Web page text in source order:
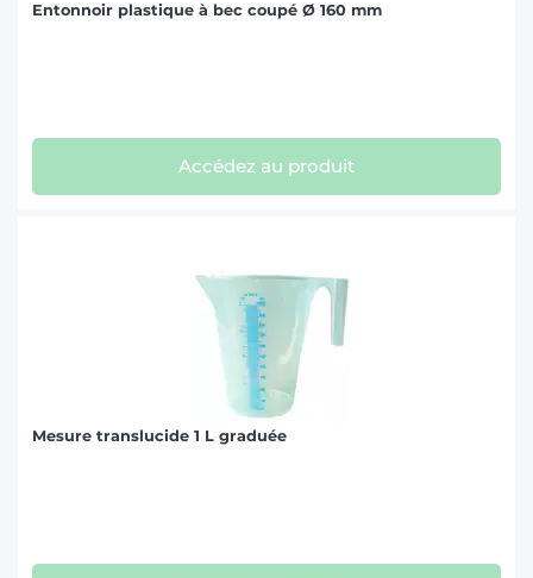
Entonnoir plastique à bec coupé Ø 160 mm
Accédez au produit
Mesure translucide 1 L graduée